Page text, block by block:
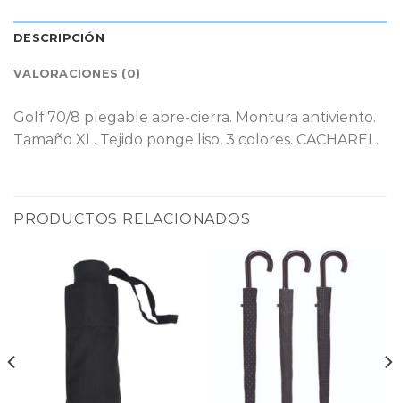
DESCRIPCIÓN
VALORACIONES (0)
Golf 70/8 plegable abre-cierra. Montura antiviento.
Tamaño XL. Tejido ponge liso, 3 colores. CACHAREL.
PRODUCTOS RELACIONADOS